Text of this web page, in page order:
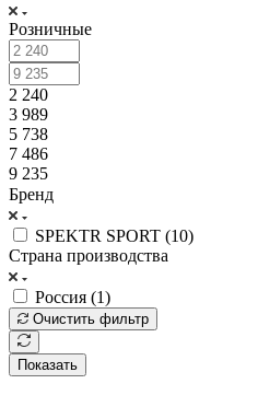
Розничные
2 240
3 989
5 738
7 486
9 235
Бренд
SPEKTR SPORT (10)
Страна производства
Россия (1)
Очистить фильтр
Показать